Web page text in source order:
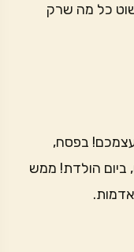
כל מה שרק
בפסח,
ביום הולדת! ממש